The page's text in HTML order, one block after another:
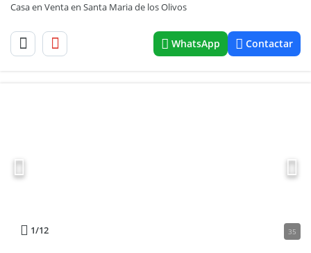
Casa en Venta en Santa Maria de los Olivos
WhatsApp Contactar
1/12 35